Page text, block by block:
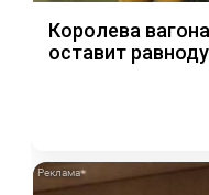
Королева
оставит